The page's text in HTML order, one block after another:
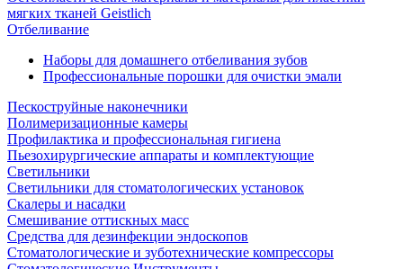
мягких тканей Geistlich
Отбеливание
Наборы для домашнего отбеливания зубов
Профессиональные порошки для очистки эмали
Пескоструйные наконечники
Полимеризационные камеры
Профилактика и профессиональная гигиена
Пьезохирургические аппараты и комплектующие
Светильники
Светильники для стоматологических установок
Скалеры и насадки
Смешивание оттискных масс
Средства для дезинфекции эндоскопов
Стоматологические и зуботехнические компрессоры